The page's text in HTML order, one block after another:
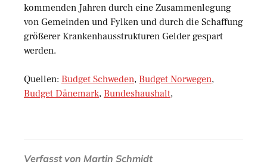
kommenden Jahren durch eine Zusammenlegung
von Gemeinden und Fylken und durch die Schaffung
größerer Krankenhausstrukturen Gelder gespart
werden.
Quellen: Budget Schweden, Budget Norwegen,
Budget Dänemark, Bundeshaushalt,
Verfasst von Martin Schmidt